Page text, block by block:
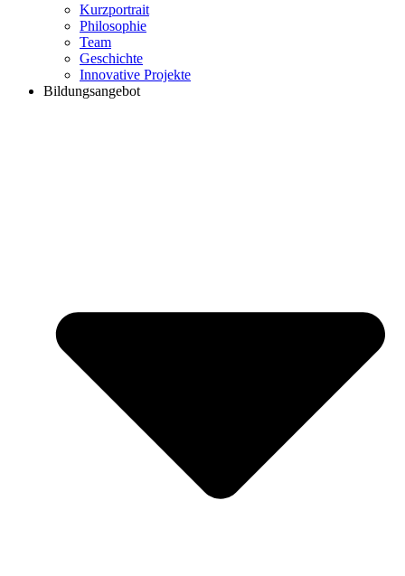
Kurzportrait
Philosophie
Team
Geschichte
Innovative Projekte
Bildungsangebot